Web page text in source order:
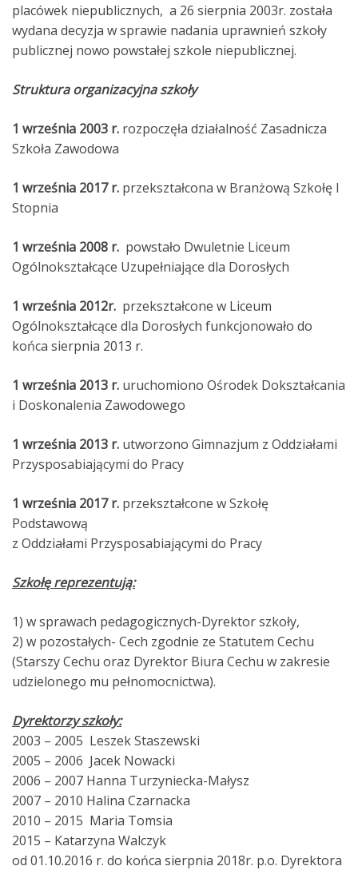
placówek niepublicznych, a 26 sierpnia 2003r. została
wydana decyzja w sprawie nadania uprawnień szkoły
publicznej nowo powstałej szkole niepublicznej.
Struktura organizacyjna szkoły
1 września 2003 r. rozpoczęła działalność Zasadnicza
Szkoła Zawodowa
1 września 2017 r. przekształcona w Branżową Szkołę I
Stopnia
1 września 2008 r. powstało Dwuletnie Liceum
Ogólnokształcące Uzupełniające dla Dorosłych
1 września 2012r. przekształcone w Liceum
Ogólnokształcące dla Dorosłych funkcjonowało do
końca sierpnia 2013 r.
1 września 2013 r. uruchomiono Ośrodek Dokształcania
i Doskonalenia Zawodowego
1 września 2013 r. utworzono Gimnazjum z Oddziałami
Przysposabiającymi do Pracy
1 września 2017 r. przekształcone w Szkołę
Podstawową
z Oddziałami Przysposabiającymi do Pracy
Szkołę reprezentują:
1) w sprawach pedagogicznych-Dyrektor szkoły,
2) w pozostałych- Cech zgodnie ze Statutem Cechu
(Starszy Cechu oraz Dyrektor Biura Cechu w zakresie
udzielonego mu pełnomocnictwa).
Dyrektorzy szkoły:
2003 – 2005 Leszek Staszewski
2005 – 2006 Jacek Nowacki
2006 – 2007 Hanna Turzyniecka-Małysz
2007 – 2010 Halina Czarnacka
2010 – 2015 Maria Tomsia
2015 – Katarzyna Walczyk
od 01.10.2016 r. do końca sierpnia 2018r. p.o. Dyrektora